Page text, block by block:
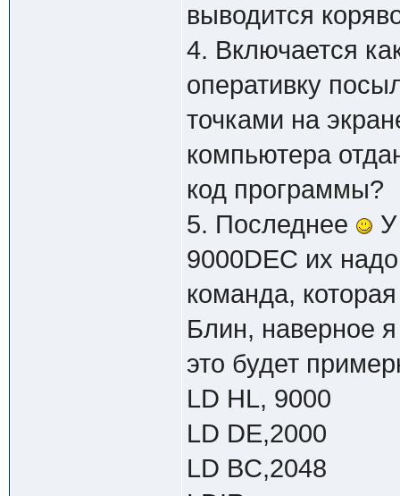
выводится
4. Включается
оперативку
точками на
компьютера
код программы?
5. Последнее
9000DEC их
команда,
Блин, наверное
это будет
LD HL, 9000
LD DE,2000
LD BC,2048